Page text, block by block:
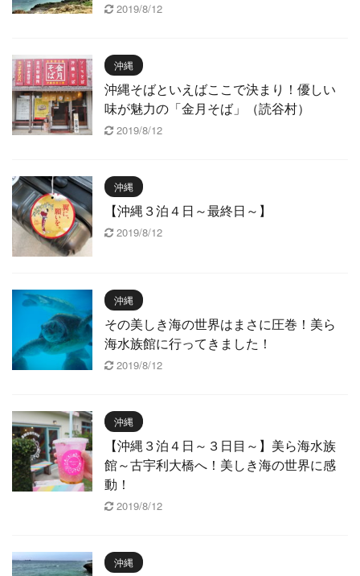
2019/8/12
沖縄
沖縄そばといえばここで決まり！優しい
味が魅力の「金月そば」（読谷村）
2019/8/12
沖縄
【沖縄３泊４日～最終日～】
2019/8/12
沖縄
その美しき海の世界はまさに圧巻！美ら
海水族館に行ってきました！
2019/8/12
沖縄
【沖縄３泊４日～３日目～】美ら海水族
館～古宇利大橋へ！美しき海の世界に感
動！
2019/8/12
沖縄